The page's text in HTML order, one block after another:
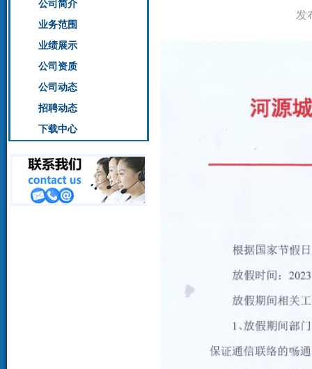
公司简介
业务范围
业绩展示
公司资质
公司动态
招聘动态
下载中心
发